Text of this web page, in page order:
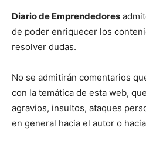
Diario de Emprendedores
de poder enriquecer los
resolver dudas.
No se admitirán comentarios
con la temática de esta web,
agravios, insultos, ataques
en general hacia el autor o